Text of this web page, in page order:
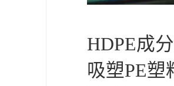
HDPE成分
吸塑PE塑